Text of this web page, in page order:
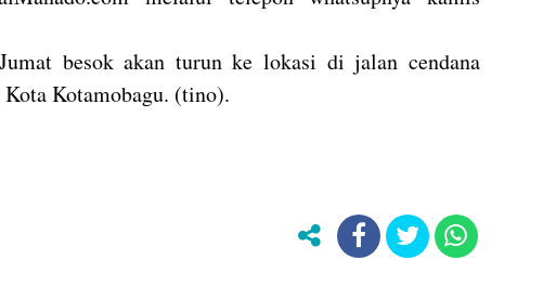
besok akan turun ke lokasi di jalan cendana
Kotamobagu. (tino).